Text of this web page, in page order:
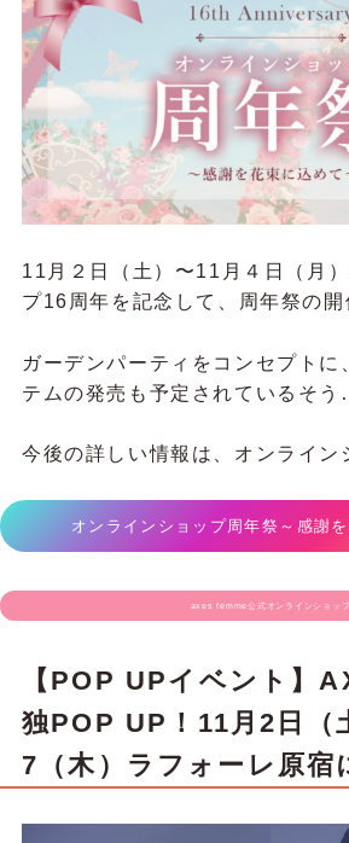
11月２日（土）〜11月４日（月
プ16周年を記念して、周年祭の開
ガーデンパーティをコンセプトに
テムの発売も予定されているそ
今後の詳しい情報は、オンライン
オンラインショップ周年祭～感謝
axes femme公式オンラインショップ
【POP UPイベント】
独POP UP！11月2日（
7（木）ラフォーレ原